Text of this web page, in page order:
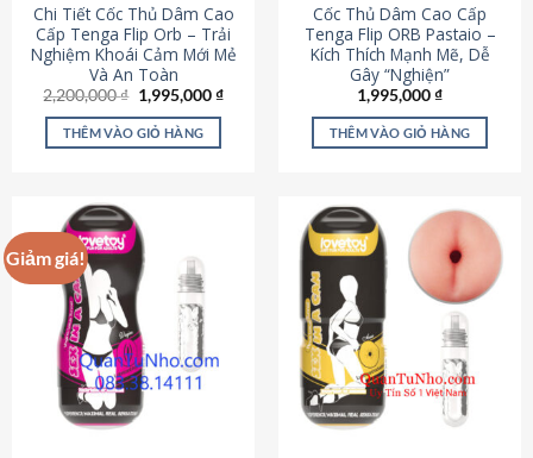
Chi Tiết Cốc Thủ Dâm Cao
Cấp Tenga Flip Orb – Trải
Nghiệm Khoái Cảm Mới Mẻ
Và An Toàn
2,200,000₫ Giá
gốc
là:
2,200,000 ₫.
1,995,000₫Giá
THÊM VÀO GIỎ HÀNG
Cốc Thủ Dâm Cao Cấp
Tenga Flip ORB Pastaio –
Kích Thích Mạnh Mẽ, Dễ
Gây “Nghiện”
1,995,000₫
THÊM VÀO GIỎ HÀNG
Giảm giá!